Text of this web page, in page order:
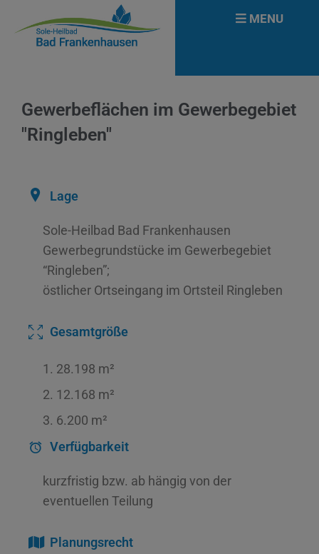
Gewerbeflächen im Gewerbegebiet
"Ringleben"
Lage
Sole-Heilbad Bad Frankenhausen
Gewerbegrundstücke im Gewerbegebiet
“Ringleben”;
östlicher Ortseingang im Ortsteil Ringleben
Gesamtgröße
28.198 m²
12.168 m²
6.200 m²
Verfügbarkeit
kurzfristig bzw. ab hängig von der
eventuellen Teilung
Planungsrecht